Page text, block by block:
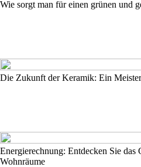
Wie sorgt man für einen grünen und
Die Zukunft der Keramik: Ein
Energierechnung: Entdecken Sie das
Wohnräume